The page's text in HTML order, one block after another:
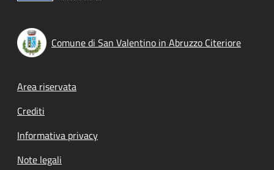
Comune di San Valentino in Abruzzo Citeriore
Footer menu
Area riservata
Crediti
Informativa privacy
Note legali